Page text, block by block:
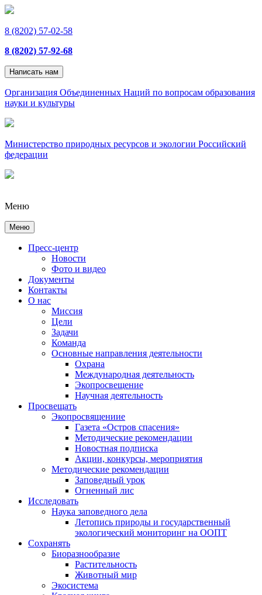
8 (8202) 57-02-58
8 (8202) 57-92-68
Написать нам
Организация Объединенных Наций по вопросам образования
науки и культуры
Министерство природных ресурсов и экологии Российский
федерации
Меню
Меню
Пресс-центр
Новости
Фото и видео
Документы
Контакты
О нас
Миссия
Цели
Задачи
Команда
Основные направления деятельности
Охрана
Международная деятельность
Экопросвещение
Научная деятельность
Просвещать
Экопросвящениие
Газета «Остров спасения»
Методические рекомендации
Новостная подписка
Акции, конкурсы, мероприятия
Методические рекомендации
Заповедный урок
Огненный лис
Исследовать
Наука заповедного дела
Летопись природы и государственный
экологический мониторинг на ООПТ
Сохранять
Биоразнообразие
Растительность
Животный мир
Экосистема